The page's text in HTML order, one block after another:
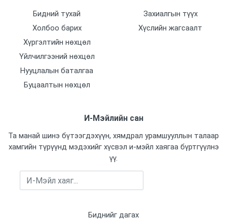
Бидний тухай
Холбоо барих
Хүргэлтийн нөхцөл
Үйлчилгээний нөхцөл
Нууцлалын баталгаа
Буцаалтын нөхцөл
Захиалгын түүх
Хүслийн жагсаалт
И-Мэйлийн сан
Та манай шинэ бүтээгдэхүүн, хямдрал урамшууллын талаар
хамгийн түрүүнд мэдэхийг хүсвэл и-мэйл хаягаа бүртгүүлнэ
үү.
Биднийг дагах